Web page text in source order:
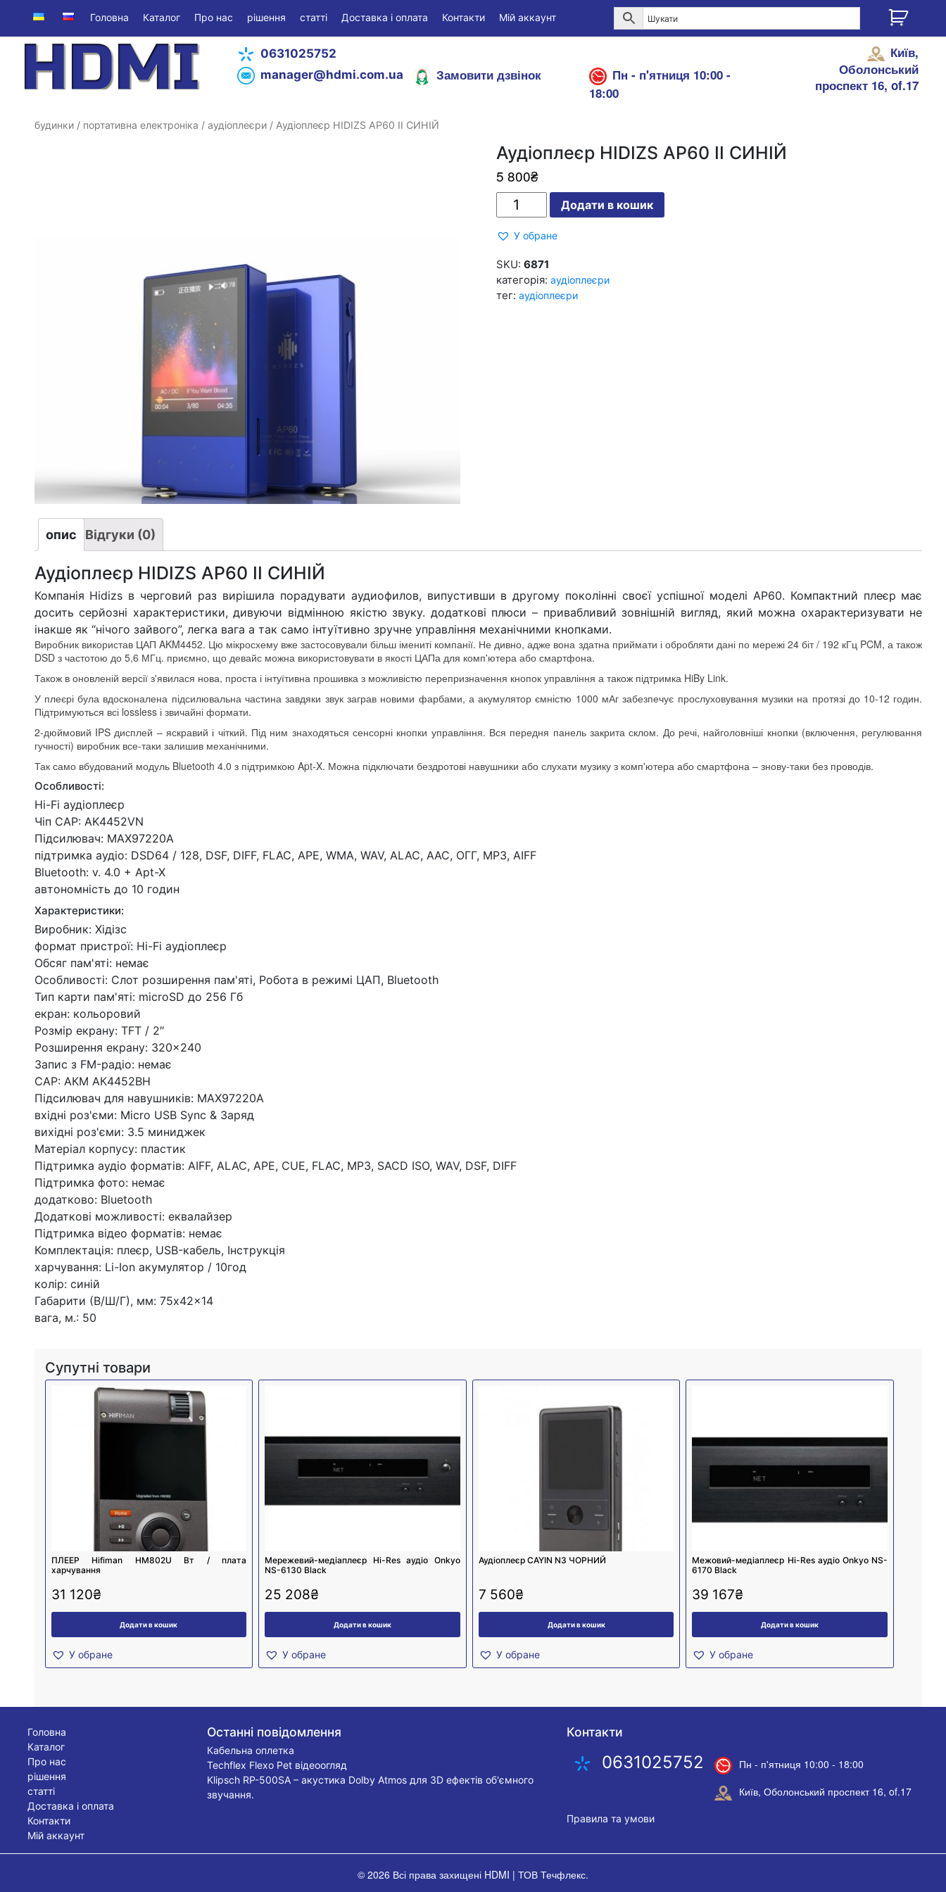
Головна Каталог Про нас рішення статті Доставка і оплата Контакти Мій аккаунт
0631025752
manager@hdmi.com.ua
Замовити дзвінок
Пн - п'ятниця 10:00 -
18:00
Київ,
Оболонський
проспект 16, of.17
будинки/ портативна електроніка / аудіоплеєри/ Аудіоплеєр HIDIZS AP60 II СИНІЙ
Аудіоплеєр HIDIZS AP60 II СИНІЙ
5 800₴
AP60
СИНІЙ
Додати в кошик
У обране
SKU: 6871
категорія: аудіоплеєри
тег: аудіоплеєри
опис Відгуки (0)
Аудіоплеєр HIDIZS AP60 II СИНІЙ
Компанія Hidizs в черговий раз вирішила порадувати аудиофилов, випустивши в другому поколінні своєї успішної моделі АP60. Компактний плеєр має
досить серйозні характеристики, дивуючи відмінною якістю звуку. додаткові плюси – привабливий зовнішній вигляд, який можна охарактеризувати не
інакше як “нічого зайвого”, легка вага а так само інтуїтивно зручне управління механічними кнопками.
Виробник використав ЦАП AKM4452. Цю мікросхему вже застосовували більш імениті компанії. Не дивно, адже вона здатна приймати і обробляти дані по мережі 24 біт / 192 кГц PCM, а також
DSD з частотою до 5,6 МГц. приємно, що девайс можна використовувати в якості ЦАПа для комп'ютера або смартфона.
Також в оновленій версії з'явилася нова, проста і інтуїтивна прошивка з можливістю перепризначення кнопок управління а також підтримка HiBy Link.
У плеєрі була вдосконалена підсилювальна частина завдяки звук заграв новими фарбами, а акумулятор ємністю 1000 мАг забезпечує прослуховування музики на протязі до 10-12 годин.
Підтримуються всі lossless і звичайні формати.
2-дюймовий IPS дисплей – яскравий і чіткий. Під ним знаходяться сенсорні кнопки управління. Вся передня панель закрита склом. До речі, найголовніші кнопки (включення, регулювання
гучності) виробник все-таки залишив механічними.
Так само вбудований модуль Bluetooth 4.0 з підтримкою Apt-X. Можна підключати бездротові навушники або слухати музику з комп'ютера або смартфона – знову-таки без проводів.
Особливості:
Hi-Fi аудіоплеєр
Чіп CAP: AK4452VN
Підсилювач: MAX97220A
підтримка аудіо: DSD64 / 128, DSF, DIFF, FLAC, APE, WMA, WAV, ALAC, AAC, ОГГ, MP3, AIFF
Bluetooth: v. 4.0 + Apt-X
автономність до 10 годин
Характеристики:
Виробник: Хідізс
формат пристрої: Hi-Fi аудіоплеєр
Обсяг пам'яті: немає
Особливості: Слот розширення пам'яті, Робота в режимі ЦАП, Bluetooth
Тип карти пам'яті: microSD до 256 Гб
екран: кольоровий
Розмір екрану: TFT / 2″
Розширення екрану: 320×240
Запис з FM-радіо: немає
CAP: АКМ АК4452ВН
Підсилювач для навушників: MAX97220A
вхідні роз'єми: Micro USB Sync & Заряд
вихідні роз'єми: 3.5 миниджек
Матеріал корпусу: пластик
Підтримка аудіо форматів: AIFF, ALAC, APE, CUE, FLAC, MP3, SACD ISO, WAV, DSF, DIFF
Підтримка фото: немає
додатково: Bluetooth
Додаткові можливості: еквалайзер
Підтримка відео форматів: немає
Комплектація: плеєр, USB-кабель, Інструкція
харчування: Li-Ion акумулятор / 10год
колір: синій
Габарити (В/Ш/Г), мм: 75x42x14
вага, м.: 50
Супутні товари
ПЛЕЕР Hifiman HM802U Вт / плата
харчування
31 120₴
Додати в кошик
У обране
Мережевий-медіаплеєр Hi-Res аудіо Onkyo
NS-6130 Black
25 208₴
Додати в кошик
У обране
Аудіоплеєр CAYIN N3 ЧОРНИЙ
7 560₴
Додати в кошик
У обране
Межовий-медіаплеєр Hi-Res аудіо Onkyo NS-
6170 Black
39 167₴
Додати в кошик
У обране
Головна
Каталог
Про нас
рішення
статті
Доставка і оплата
Контакти
Мій аккаунт
Останні повідомлення
Кабельна оплетка
Techflex Flexo Pet відеоогляд
Klipsch RP-500SA – акустика Dolby Atmos для 3D ефектів об'ємного
звучання.
Контакти
0631025752
Пн - п'ятниця 10:00 - 18:00
Київ, Оболонський проспект 16, of.17
Правила та умови
© 2026 Всі права захищені HDMI | ТОВ Течфлекс.